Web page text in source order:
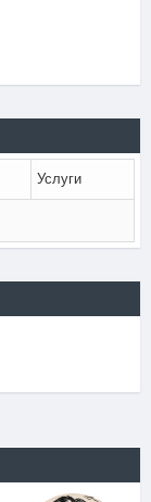
Услуги